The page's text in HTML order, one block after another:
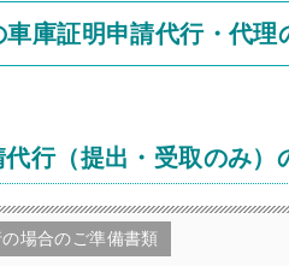
庫証明申請代行・代理
行（提出・受取のみ）
場合のご準備書類